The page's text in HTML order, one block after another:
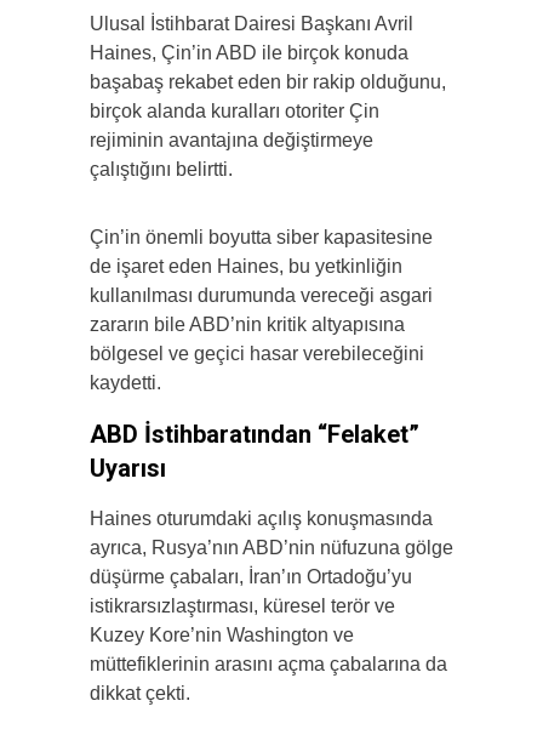
Ulusal İstihbarat Dairesi Başkanı Avril
Haines, Çin’in ABD ile birçok konuda
başabaş rekabet eden bir rakip olduğunu,
birçok alanda kuralları otoriter Çin
rejiminin avantajına değiştirmeye
çalıştığını belirtti.
Çin’in önemli boyutta siber kapasitesine
de işaret eden Haines, bu yetkinliğin
kullanılması durumunda vereceği asgari
zararın bile ABD’nin kritik altyapısına
bölgesel ve geçici hasar verebileceğini
kaydetti.
ABD İstihbaratından “Felaket”
Uyarısı
Haines oturumdaki açılış konuşmasında
ayrıca, Rusya’nın ABD’nin nüfuzuna gölge
düşürme çabaları, İran’ın Ortadoğu’yu
istikrarsızlaştırması, küresel terör ve
Kuzey Kore’nin Washington ve
müttefiklerinin arasını açma çabalarına da
dikkat çekti.